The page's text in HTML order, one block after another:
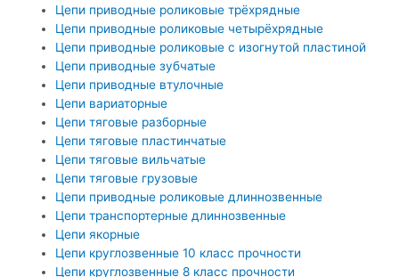
Цепи приводные роликовые трёхрядные
Цепи приводные роликовые четырёхрядные
Цепи приводные роликовые с изогнутой пластиной
Цепи приводные зубчатые
Цепи приводные втулочные
Цепи вариаторные
Цепи тяговые разборные
Цепи тяговые пластинчатые
Цепи тяговые вильчатые
Цепи тяговые грузовые
Цепи приводные роликовые длиннозвенные
Цепи транспортерные длиннозвенные
Цепи якорные
Цепи круглозвенные 10 класс прочности
Цепи круглозвенные 8 класс прочности